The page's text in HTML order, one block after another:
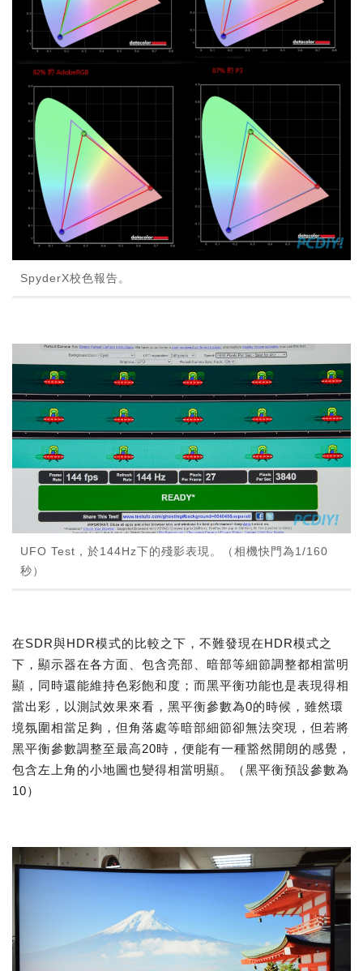
SpyderX校色報告。
UFO Test，於144Hz下的殘影表現。（相機快門為1/160
秒）
在SDR與HDR模式的比較之下，不難發現在HDR模式之
下，顯示器在各方面、包含亮部、暗部等細節調整都相當明
顯，同時還能維持色彩飽和度；而黑平衡功能也是表現得相
當出彩，以測試效果來看，黑平衡參數為0的時候，雖然環
境氛圍相當足夠，但角落處等暗部細節卻無法突現，但若將
黑平衡參數調整至最高20時，便能有一種豁然開朗的感覺，
包含左上角的小地圖也變得相當明顯。（黑平衡預設參數為
10）